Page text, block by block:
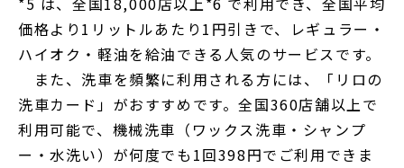
価格より1リットルあたり1円引きで、レギュラー・
ハイオク・軽油を給油できる人気のサービスです。
また、洗車を頻繁に利用される方には、「リロの
洗車カード」がおすすめです。全国360店舗以上で
利用可能で、機械洗車（ワックス洗車・シャンプ
ー・水洗い）が何度でも1回398円でご利用できま